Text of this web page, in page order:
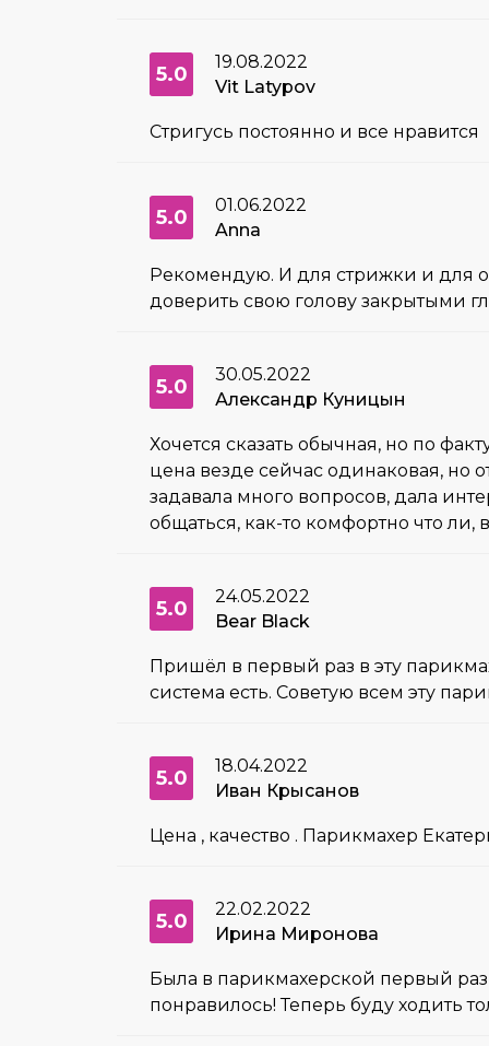
5.0
19.08.2022
Vit Latypov
Стригусь постоянно и все нравится
5.0
01.06.2022
Anna
Рекомендую. И для стрижки и для
доверить свою голову закрытыми
5.0
30.05.2022
Александр Куницын
Хочется сказать обычная, но по
цена везде сейчас одинаковая, но
задавала много вопросов, дала
общаться, как-то комфортно что
5.0
24.05.2022
Bear Black
Пришёл в первый раз в эту
система есть. Советую всем эту
5.0
18.04.2022
Иван Крысанов
Цена , качество . Парикмахер
5.0
22.02.2022
Ирина Миронова
Была в парикмахерской первый
понравилось! Теперь буду ходить